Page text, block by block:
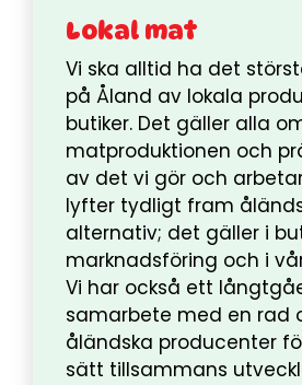
Lokal mat
Vi ska alltid ha det
på Åland av lokala
butiker. Det gäller alla
matproduktionen och
av det vi gör och
lyfter tydligt fram
alternativ; det gäller i
marknadsföring och i
Vi har också ett
samarbete med en rad
åländska producenter
sätt tillsammans